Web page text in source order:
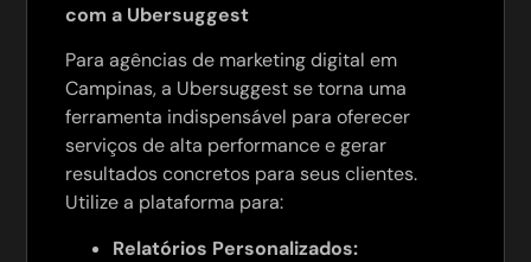
com a Ubersuggest
Para agências de marketing digital em
Campinas, a Ubersuggest se torna uma
ferramenta indispensável para oferecer
serviços de alta performance e gerar
resultados concretos para seus clientes.
Utilize a plataforma para:
Relatórios Personalizados: